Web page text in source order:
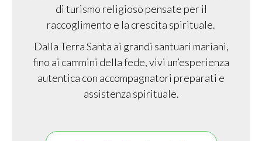
di turismo religioso pensate per il
raccoglimento e la crescita spirituale.
Dalla Terra Santa ai grandi santuari mariani,
fino ai cammini della fede, vivi un’esperienza
autentica con accompagnatori preparati e
assistenza spirituale.